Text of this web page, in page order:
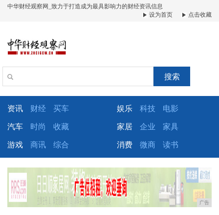
中华财经观察网_致力于打造成为最具影响力的财经资讯信息
设为首页
点击收藏
搜索
资讯 财经 买车 娱乐 科技 电影
汽车 时尚 收藏 家居 企业 家具
游戏 商讯 综合 消费 微商 读书
广告